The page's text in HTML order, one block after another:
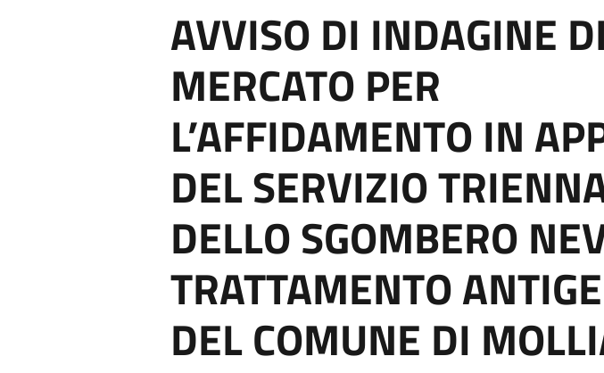
AVVISO DI INDAGINE DI
MERCATO PER
L’AFFIDAMENTO IN
DEL SERVIZIO
DELLO SGOMBERO
TRATTAMENTO
DEL COMUNE DI